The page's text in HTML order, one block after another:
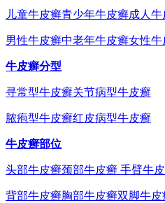
儿童牛皮癣青少年牛皮癣成人牛
男性牛皮癣中老年牛皮癣女性牛
牛皮癣分型
寻常型牛皮癣关节病型牛皮癣
脓疱型牛皮癣红皮病型牛皮癣
牛皮癣部位
头部牛皮癣颈部牛皮癣 手臂牛
背部牛皮癣胸部牛皮癣双脚牛皮